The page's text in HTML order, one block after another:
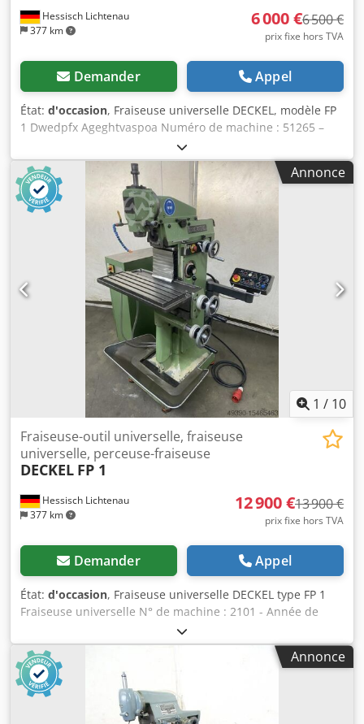
Hessisch Lichtenau
377 km
6 000 €6 500 €
prix fixe hors TVA
Demander Appel
État: d'occasion, Fraiseuse universelle DECKEL, modèle FP
1 Dwedpfx Ageghtvaspoa Numéro de machine : 51265 –
Année de fabrication : environ 1967 Courses : X : 300 mm,
Y : 150 mm, Z : 340 mm Dimensions de la table : 600 x 200
mm Type de montage de la broche : SK 40 - S20 x 2 Vitesse
de la broche : 40-2000 tr/min, 16 vitesses Puissance du
moteur : 1,0 et 1,6 kW, avec inversion de polarité
Raccordement au réseau : 380 V, 50 Hz - Avance sur les
axes X et Z - Vitesse de la broche réglable par 2 vitesses de
moteur et 8 rapports de boîte - Déplacement de la broche
sur la tête de fraisage verticale : 60 mm - Table angulaire
pivotante, rotative et inclinable - Pompe à liquide de
refroidissement intégrée au bâti de la machine - Armoire
électrique adjacente Encombrement (L x l x H) : 1100 x
1100 x 1600 mm Poids : 690 kg Bon état
Annonce
1 / 10
Hessisch Lichtenau
377 km
Fraiseuse-outil universelle, fraiseuse
universelle, perceuse-fraiseuse
DECKEL FP 1
12 900 €13 900 €
prix fixe hors TVA
Demander Appel
État: d'occasion, Fraiseuse universelle DECKEL type FP 1
Fraiseuse universelle N° de machine : 2101 - Année de
construction : 1979 Cours de déplacement manuels X : 300
mm, Y : 160 mm, Z : 330 mm Dimensions de la table : 600 x
210 mm Cône de broche : SK 40 – S20x2 Vitesse de broche :
40-2000 tr/min, 16 plages Avance sur axes X et Y : 5 à 500
mm/min Avance rapide : 1 200 mm/min Puissance moteur :
1,4 et 1,8 kW, commutable en polarité Raccordement
Annonce